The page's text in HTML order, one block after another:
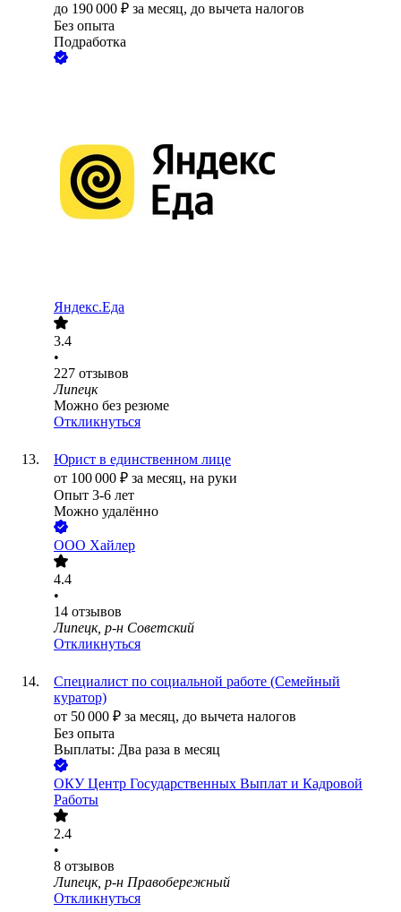
до 190 000 ₽ за месяц, до вычета налогов
Без опыта
Подработка
Яндекс.Еда
3.4
•
227 отзывов
Липецк
Можно без резюме
Откликнуться
Юрист в единственном лице
от 100 000 ₽ за месяц, на руки
Опыт 3-6 лет
Можно удалённо
ООО Хайлер
4.4
•
14 отзывов
Липецк, р-н Советский
Откликнуться
Специалист по социальной работе (Семейный
куратор)
от 50 000 ₽ за месяц, до вычета налогов
Без опыта
Выплаты: Два раза в месяц
ОКУ Центр Государственных Выплат и Кадровой
Работы
2.4
•
8 отзывов
Липецк, р-н Правобережный
Откликнуться